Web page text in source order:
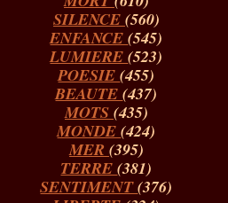
SILENCE (560)
ENFANCE(545)
LUMIERE(523)
POESIE(455)
BEAUTE(437)
MOTS (435)
MONDE(424)
MER (395)
TERRE(381)
SENTIMENT(376)